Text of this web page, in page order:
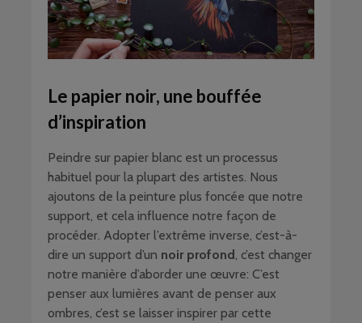
Le papier noir, une bouffée
d’inspiration
Peindre sur papier blanc est un processus
habituel pour la plupart des artistes. Nous
ajoutons de la peinture plus foncée que notre
support, et cela influence notre façon de
procéder. Adopter l’extrême inverse, c’est-à-
dire un support d’un noir profond , c’est changer
notre manière d’aborder une œuvre: C’est
penser aux lumières avant de penser aux
ombres, c’est se laisser inspirer par cette